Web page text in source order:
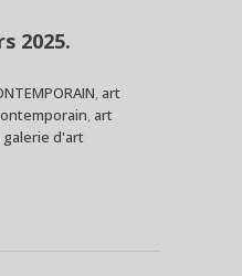
2025.
, art
, art
galerie d'art